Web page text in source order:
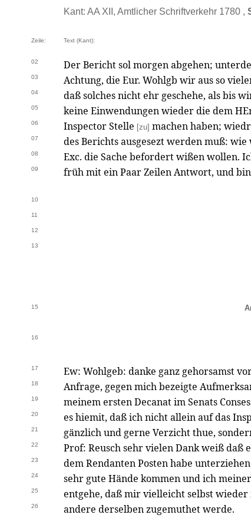
Kant: AA XII, Amtlicher Schriftverkehr 1780 ,
Zeile: Text (Kant):
02 Der Bericht sol morgen abgehen;
03 Achtung, die Eur. Wohlgb wir aus so
04 daß solches nicht ehr geschehe, als bis
05 keine Einwendungen wieder die dem
06 Inspector Stelle [zu] machen haben;
07 des Berichts ausgesezt werden muß:
08 Exc. die Sache befordert wißen wollen.
09 früh mit ein Paar Zeilen Antwort, und
10
11
12
13
15
16
17 Ew: Wohlgeb: danke ganz gehorsamst
18 Anfrage, gegen mich bezeigte
19 meinem ersten Decanat im Senats
20 es hiemit, daß ich nicht allein auf das
21 gänzlich und gerne Verzicht thue,
22 Prof: Reusch sehr vielen Dank weiß daß
23 dem Rendanten Posten habe
24 sehr gute Hände kommen und ich
25 entgehe, daß mir vielleicht selbst
26 andere derselben zugemuthet werde.